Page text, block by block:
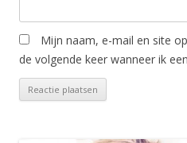
Mijn naam, e-mail en site
de volgende keer wanneer ik